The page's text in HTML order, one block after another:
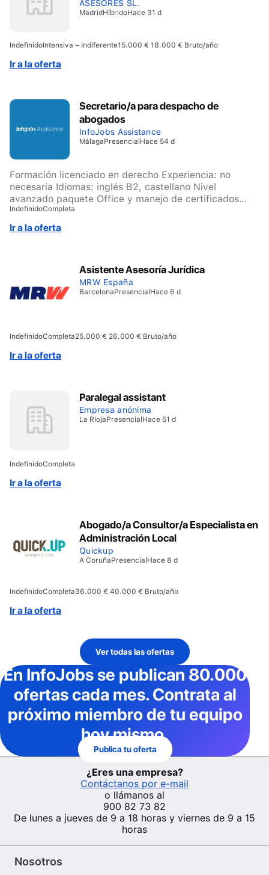
ASESORES SL.
MadridHíbridoHace 31 d
IndefinidoIntensiva – Indiferente15.000 € 18.000 € Bruto/año
Ir a la oferta
Secretario/a para despacho de
abogados
InfoJobs Assistance
MálagaPresencialHace 54 d
Formación licenciado en derecho Experiencia: no
necesaria Idiomas: inglés B2, castellano Nivel
avanzado paquete Office y manejo de certificados
electrónicos Competencias personales: Organizado/a,
responsable, trabajo en equipo, autónomo/a
IndefinidoCompleta
Ir a la oferta
Asistente Asesoría Jurídica
MRW España
BarcelonaPresencialHace 6 d
IndefinidoCompleta25.000 € 26.000 € Bruto/año
Ir a la oferta
Paralegal assistant
Empresa anónima
La RiojaPresencialHace 51 d
IndefinidoCompleta
Ir a la oferta
Abogado/a Consultor/a Especialista en
Administración Local
Quickup
A CoruñaPresencialHace 8 d
IndefinidoCompleta36.000 € 40.000 € Bruto/año
Ir a la oferta
Ver todas las ofertas
En InfoJobsse publican 80.000
ofertas cada mes. Contrata al
próximo miembro de tu equipo
hoy mismo.
Publica tu oferta
¿Eres una empresa?
Contáctanos por e-mail
o llámanos al
900 82 73 82
De lunes a jueves de 9 a 18 horas y viernes de 9 a 15
horas
Nosotros